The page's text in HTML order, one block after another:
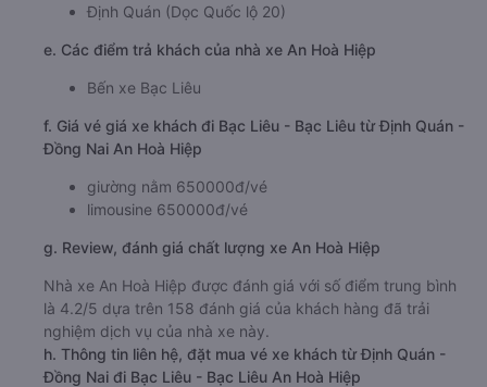
Định Quán (Dọc Quốc lộ 20)
e. Các điểm trả khách của nhà xe An Hoà Hiệp
Bến xe Bạc Liêu
f. Giá vé giá xe khách đi Bạc Liêu - Bạc Liêu từ Định Quán -
Đồng Nai An Hoà Hiệp
giường nằm 650000đ/vé
limousine 650000đ/vé
g. Review, đánh giá chất lượng xe An Hoà Hiệp
Nhà xe An Hoà Hiệp được đánh giá với số điểm trung bình
là 4.2/5 dựa trên 158 đánh giá của khách hàng đã trải
nghiệm dịch vụ của nhà xe này.
h. Thông tin liên hệ, đặt mua vé xe khách từ Định Quán -
Đồng Nai đi Bạc Liêu - Bạc Liêu An Hoà Hiệp